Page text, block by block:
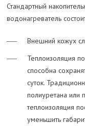
Стандартный
водонагреватель
Внешний кожух
Теплоизоляция
способна
суток.
полиуретана или
теплоизоляция
уменьшить